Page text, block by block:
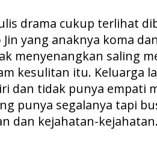
drama cukup terlihat
yang anaknya koma
menyenangkan saling
kesulitan itu. Keluarga
dan tidak punya empati
punya segalanya tapi
dan kejahatan-